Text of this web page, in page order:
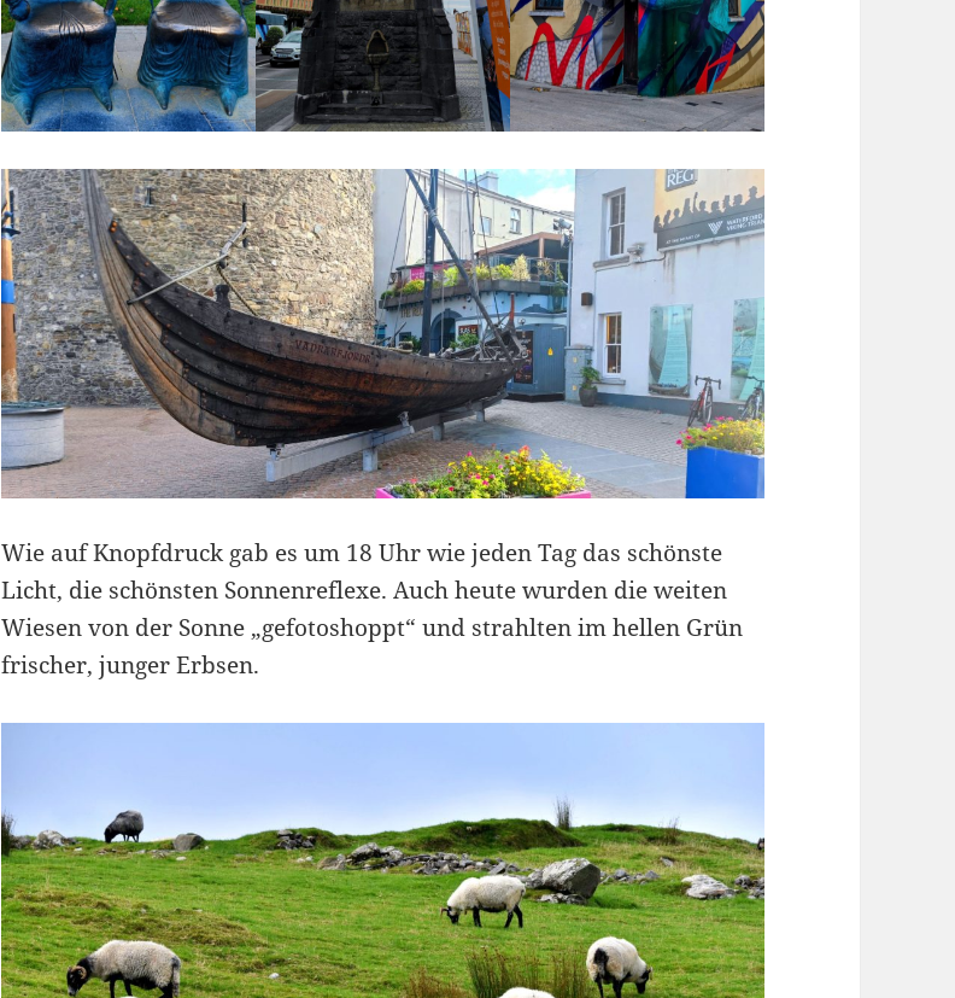
Wie auf Knopfdruck gab es um 18 Uhr wie jeden Tag das schönste
Licht, die schönsten Sonnenreflexe. Auch heute wurden die weiten
Wiesen von der Sonne „gefotoshoppt“ und strahlten im hellen Grün
frischer, junger Erbsen.